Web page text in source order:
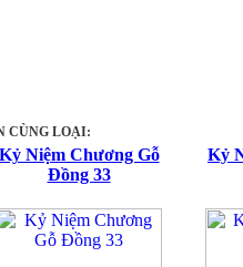
CÙNG LOẠI:
Kỷ Niệm Chương Gỗ
Đồng 33
Kỷ